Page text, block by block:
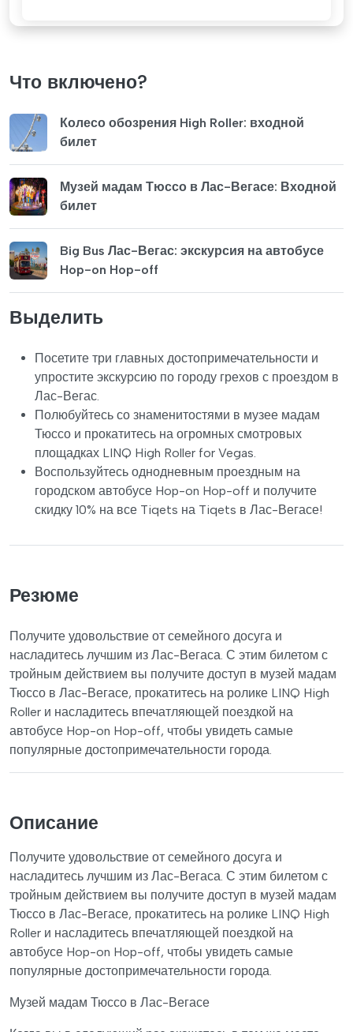
Что включено?
Колесо обозрения High Roller: входной
билет
Музей мадам Тюссо в Лас-Вегасе: Входной
билет
Big Bus Лас-Вегас: экскурсия на автобусе
Hop-on Hop-off
Выделить
Посетите три главных достопримечательности и
упростите экскурсию по городу грехов с проездом в
Лас-Вегас.
Полюбуйтесь со знаменитостями в музее мадам
Тюссо и прокатитесь на огромных смотровых
площадках LINQ High Roller for Vegas.
Воспользуйтесь однодневным проездным на
городском автобусе Hop-on Hop-off и получите
скидку 10% на все Tiqets на Tiqets в Лас-Вегасе!
Резюме
Получите удовольствие от семейного досуга и
насладитесь лучшим из Лас-Вегаса. С этим билетом с
тройным действием вы получите доступ в музей мадам
Тюссо в Лас-Вегасе, прокатитесь на ролике LINQ High
Roller и насладитесь впечатляющей поездкой на
автобусе Hop-on Hop-off, чтобы увидеть самые
популярные достопримечательности города.
Описание
Получите удовольствие от семейного досуга и
насладитесь лучшим из Лас-Вегаса. С этим билетом с
тройным действием вы получите доступ в музей мадам
Тюссо в Лас-Вегасе, прокатитесь на ролике LINQ High
Roller и насладитесь впечатляющей поездкой на
автобусе Hop-on Hop-off, чтобы увидеть самые
популярные достопримечательности города.
Музей мадам Тюссо в Лас-Вегасе